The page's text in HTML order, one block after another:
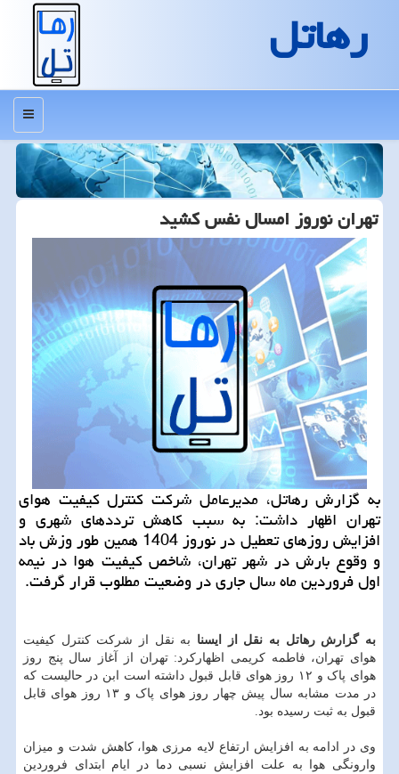
رهاتل
منو
تهران نوروز امسال نفس کشید
به گزارش رهاتل، مدیرعامل شرکت کنترل کیفیت هوای
تهران اظهار داشت: به سبب کاهش ترددهای شهری و
افزایش روزهای تعطیل در نوروز 1404 همین طور وزش باد
و وقوع بارش در شهر تهران، شاخص کیفیت هوا در نیمه
اول فروردین ماه سال جاری در وضعیت مطلوب قرار گرفت.
به گزارش رهاتل به نقل از ایسنا به نقل از شرکت کنترل کیفیت
هوای تهران، فاطمه کریمی اظهارکرد: تهران از آغاز سال پنج روز
هوای پاک و ۱۲ روز هوای قابل قبول داشته است ابن در حالیست که
در مدت مشابه سال پیش چهار روز هوای پاک و ۱۳ روز هوای قابل
قبول به ثبت رسیده بود.
وی در ادامه به افزایش ارتفاع لایه مرزی هوا، کاهش شدت و میزان
وارونگی هوا به علت افزایش نسبی دما در ایام ابتدای فروردین